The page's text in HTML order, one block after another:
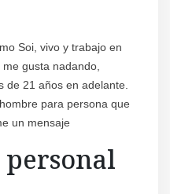
Soi, vivo y trabajo en
gusta nadando,
de 21 años en adelante.
para persona que
un mensaje